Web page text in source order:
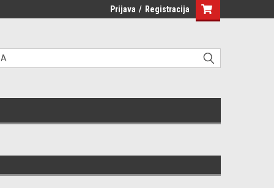
Prijava / Registracija